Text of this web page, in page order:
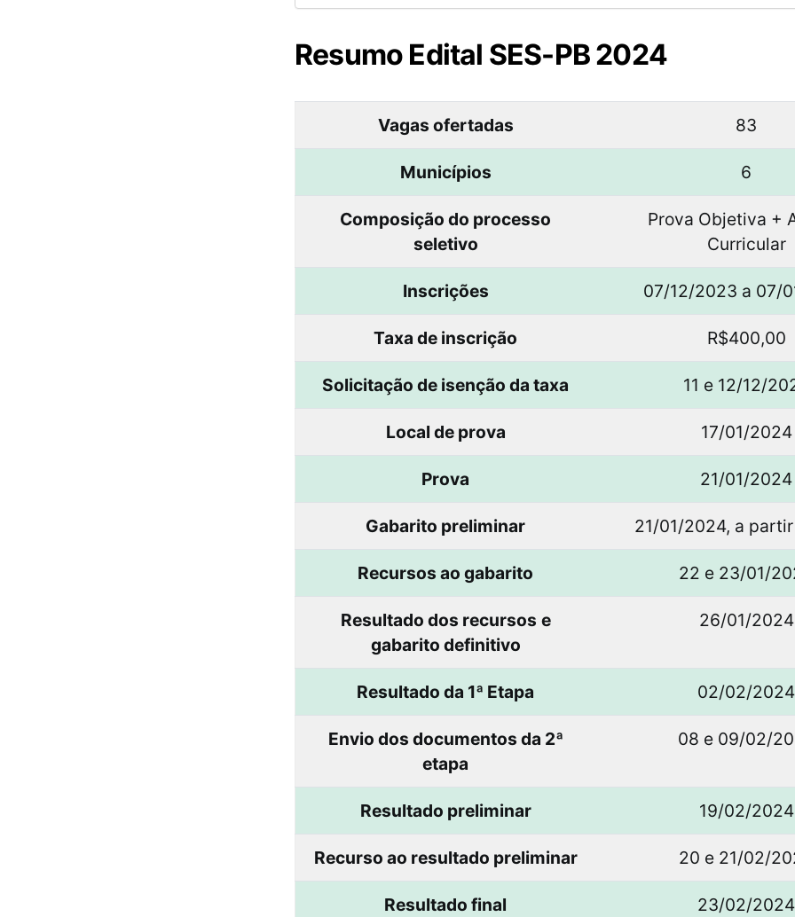
Resumo Edital SES-PB 2024
Vagas ofertadas 83
Municípios 6
Composição do processo
seletivo
Prova Objetiva +
Curricular
Inscrições 07/12/2023 a 07/
Taxa de inscrição R$400,00
Solicitação de isenção da taxa 11 e 12/12/
Local de prova 17/01/2024
Prova 21/01/2024
Gabarito preliminar 21/01/2024, a partir
Recursos ao gabarito 22 e 23/01/
Resultado dos recursos e
gabarito definitivo
26/01/2024
Resultado da 1ª Etapa 02/02/2024
Envio dos documentos da 2ª
etapa
08 e 09/02/
Resultado preliminar 19/02/2024
Recurso ao resultado preliminar 20 e 21/02/
Resultado final 23/02/2024